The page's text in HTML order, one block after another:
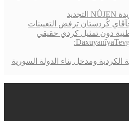
كُردستان ترفض التعيينات
دون تمثيل كردي حقيقي
الكردية ومدخل بناء الدولة السورية